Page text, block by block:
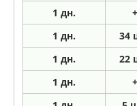
1 дн. +
1 дн. 34
1 дн. 22
1 дн. +